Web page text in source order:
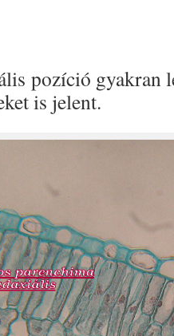
pozíció gyakran
is jelent.